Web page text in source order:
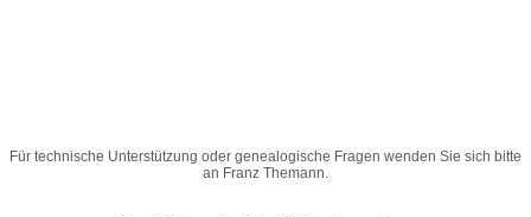
Für technische Unterstützung oder genealogische Fragen wenden Sie sich bitte
an Franz Themann.